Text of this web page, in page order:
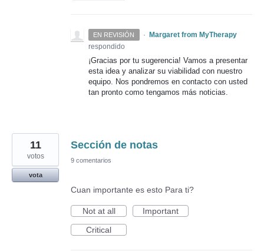
EN REVISIÓN ·
Margaret from MyTherapy
respondido
¡Gracias por tu sugerencia! Vamos a presentar
esta idea y analizar su viabilidad con nuestro
equipo. Nos pondremos en contacto con usted
tan pronto como tengamos más noticias.
Sección de notas
11
votos
vota
9 comentarios
Cuan importante es esto Para ti?
Not at all
Important
Critical